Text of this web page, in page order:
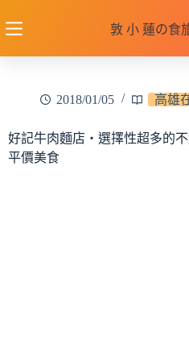
至
敦 小 蓮の食
2018/01/05 高雄
好記牛肉麵店‧選擇性超多的
平價美食